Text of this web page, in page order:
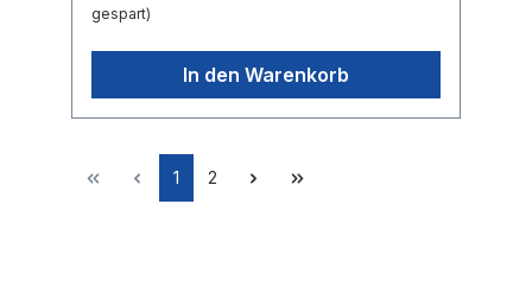
gespart)
In den Warenkorb
1 2